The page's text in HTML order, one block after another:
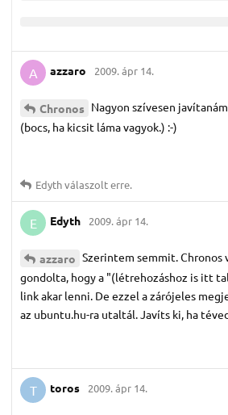
A azzaro 2009. ápr 14.
Chronos Nagyon szívesen
(bocs, ha kicsit láma vagyok.) :-)
Edythválaszolt erre.
E Edyth 2009. ápr 14.
azzaro Szerintem semmit. Chronos
gondolta, hogy a "(létrehozáshoz is itt
link akar lenni. De ezzel a zárójeles
az ubuntu.hu-ra utaltál. Javíts ki, ha
T toros 2009. ápr 14.